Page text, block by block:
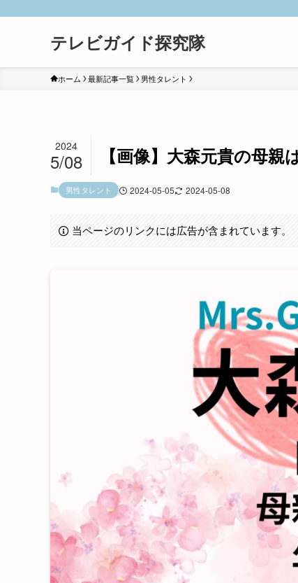
テレビガイド探究隊
ホーム 最新記事一覧 男性タレント
【画像】大森元貴の母
2024
5/08
男性タレント 2024-05-05 2024-05-08
当ページのリンクには広告が含まれています。